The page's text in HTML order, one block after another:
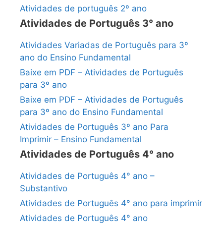
Atividades de português 2º ano
Atividades de Português 3° ano
Atividades Variadas de Português para 3º
ano do Ensino Fundamental
Baixe em PDF – Atividades de Português
para 3º ano
Baixe em PDF – Atividades de Português
para 3º ano do Ensino Fundamental
Atividades de Português 3º ano Para
Imprimir – Ensino Fundamental
Atividades de Português 4° ano
Atividades de Português 4° ano –
Substantivo
Atividades de Português 4° ano para imprimir
Atividades de Português 4° ano